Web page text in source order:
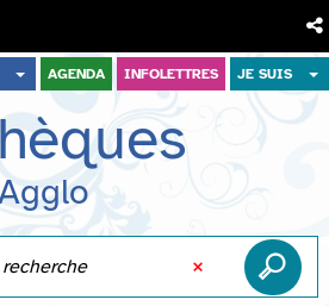
AGENDA INFOLETTRES JE SUIS